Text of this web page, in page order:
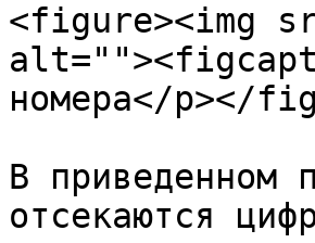
<figure><img
номера</p></
В приведенном
отсекаются